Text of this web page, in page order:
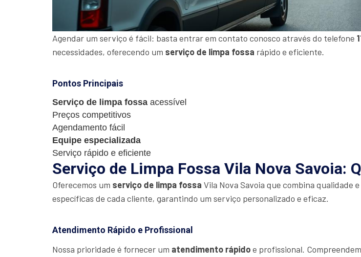
Agendar um serviço é fácil: basta entrar em contato conosco através do telefone
necessidades, oferecendo um serviço de limpa fossa rápido e eficiente.
Pontos Principais
Serviço de limpa fossa acessível
Preços competitivos
Agendamento fácil
Equipe especializada
Serviço rápido e eficiente
Serviço de Limpa Fossa Vila Nova Savoia:
Oferecemos um serviço de limpa fossa Vila Nova Savoia que combina qualidade
específicas de cada cliente, garantindo um serviço personalizado e eficaz.
Atendimento Rápido e Profissional
Nossa prioridade é fornecer um atendimento rápidoe profissional.